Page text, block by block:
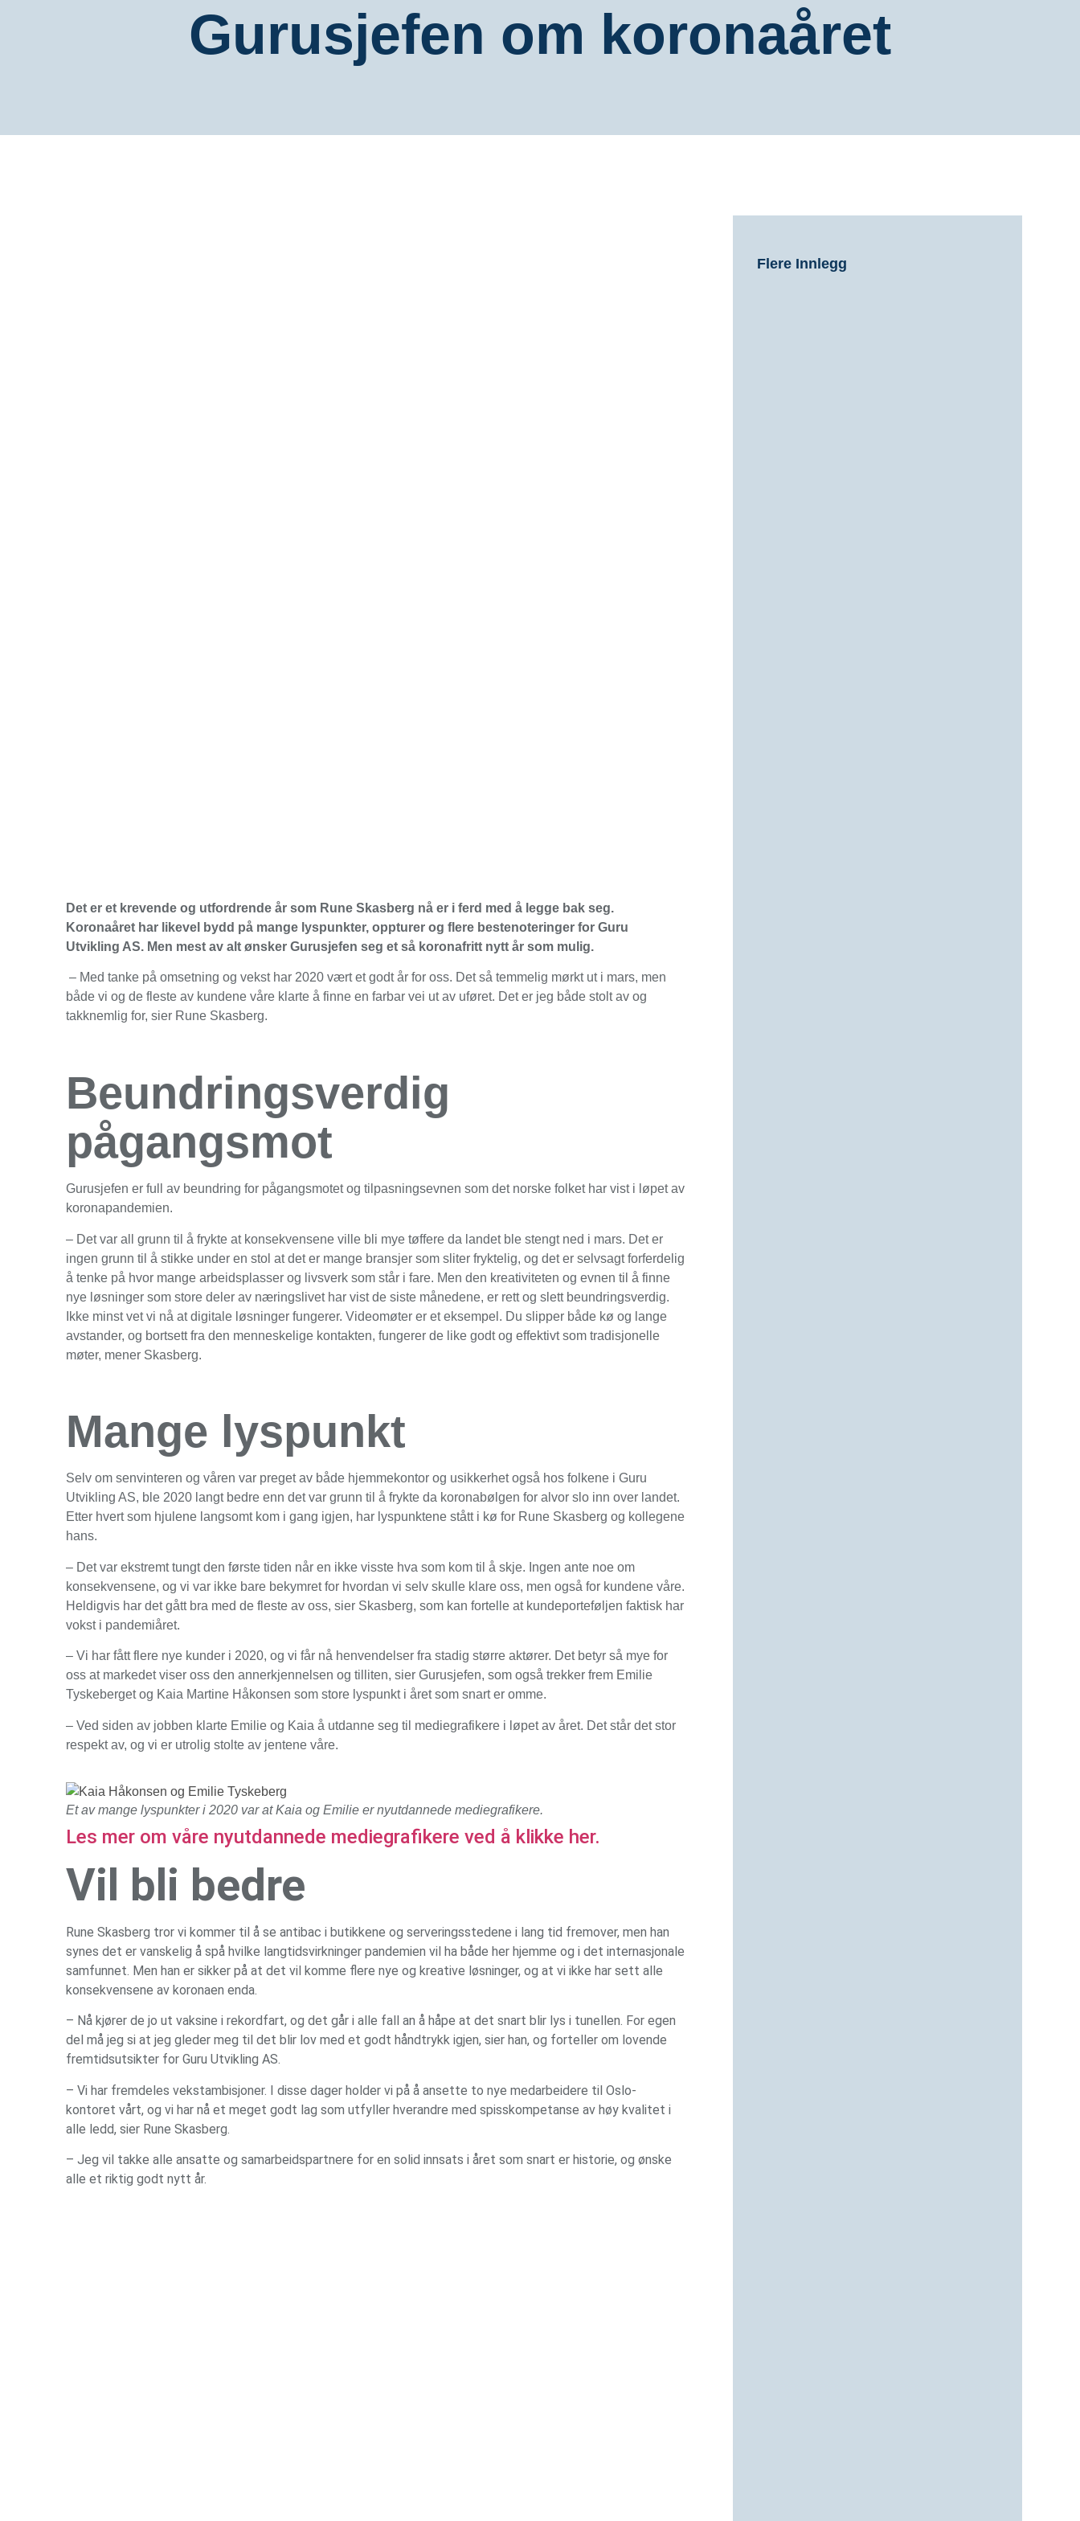
Gurusjefen om koronaåret
Det er et krevende og utfordrende år som Rune Skasberg nå er i ferd med å legge bak seg.
Koronaåret har likevel bydd på mange lyspunkter, oppturer og flere bestenoteringer for Guru
Utvikling AS. Men mest av alt ønsker Gurusjefen seg et så koronafritt nytt år som mulig.
– Med tanke på omsetning og vekst har 2020 vært et godt år for oss. Det så temmelig mørkt ut i mars, men
både vi og de fleste av kundene våre klarte å finne en farbar vei ut av uføret. Det er jeg både stolt av og
takknemlig for, sier Rune Skasberg.
Beundringsverdig
pågangsmot
Gurusjefen er full av beundring for pågangsmotet og tilpasningsevnen som det norske folket har vist i løpet av
koronapandemien.
– Det var all grunn til å frykte at konsekvensene ville bli mye tøffere da landet ble stengt ned i mars. Det er
ingen grunn til å stikke under en stol at det er mange bransjer som sliter fryktelig, og det er selvsagt forferdelig
å tenke på hvor mange arbeidsplasser og livsverk som står i fare. Men den kreativiteten og evnen til å finne
nye løsninger som store deler av næringslivet har vist de siste månedene, er rett og slett beundringsverdig.
Ikke minst vet vi nå at digitale løsninger fungerer. Videomøter er et eksempel. Du slipper både kø og lange
avstander, og bortsett fra den menneskelige kontakten, fungerer de like godt og effektivt som tradisjonelle
møter, mener Skasberg.
Mange lyspunkt
Selv om senvinteren og våren var preget av både hjemmekontor og usikkerhet også hos folkene i Guru
Utvikling AS, ble 2020 langt bedre enn det var grunn til å frykte da koronabølgen for alvor slo inn over landet.
Etter hvert som hjulene langsomt kom i gang igjen, har lyspunktene stått i kø for Rune Skasberg og kollegene
hans.
– Det var ekstremt tungt den første tiden når en ikke visste hva som kom til å skje. Ingen ante noe om
konsekvensene, og vi var ikke bare bekymret for hvordan vi selv skulle klare oss, men også for kundene våre.
Heldigvis har det gått bra med de fleste av oss, sier Skasberg, som kan fortelle at kundeporteføljen faktisk har
vokst i pandemiåret.
– Vi har fått flere nye kunder i 2020, og vi får nå henvendelser fra stadig større aktører. Det betyr så mye for
oss at markedet viser oss den annerkjennelsen og tilliten, sier Gurusjefen, som også trekker frem Emilie
Tyskeberget og Kaia Martine Håkonsen som store lyspunkt i året som snart er omme.
– Ved siden av jobben klarte Emilie og Kaia å utdanne seg til mediegrafikere i løpet av året. Det står det stor
respekt av, og vi er utrolig stolte av jentene våre.
Et av mange lyspunkter i 2020 var at Kaia og Emilie er nyutdannede mediegrafikere.
Les mer om våre nyutdannede mediegrafikere ved å klikke her.
Vil bli bedre
Rune Skasberg tror vi kommer til å se antibac i butikkene og serveringsstedene i lang tid fremover, men han
synes det er vanskelig å spå hvilke langtidsvirkninger pandemien vil ha både her hjemme og i det internasjonale
samfunnet. Men han er sikker på at det vil komme flere nye og kreative løsninger, og at vi ikke har sett alle
konsekvensene av koronaen enda.
– Nå kjører de jo ut vaksine i rekordfart, og det går i alle fall an å håpe at det snart blir lys i tunellen. For egen
del må jeg si at jeg gleder meg til det blir lov med et godt håndtrykk igjen, sier han, og forteller om lovende
fremtidsutsikter for Guru Utvikling AS.
– Vi har fremdeles vekstambisjoner. I disse dager holder vi på å ansette to nye medarbeidere til Oslo-
kontoret vårt, og vi har nå et meget godt lag som utfyller hverandre med spisskompetanse av høy kvalitet i
alle ledd, sier Rune Skasberg.
– Jeg vil takke alle ansatte og samarbeidspartnere for en solid innsats i året som snart er historie, og ønske
alle et riktig godt nytt år.
Flere Innlegg